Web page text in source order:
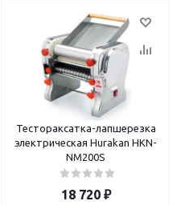
Тестораксатка-лапшерезка
электрическая Hurakan HKN-
NM200S
18 720₽